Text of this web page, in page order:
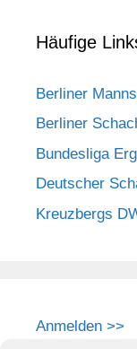
Häufige
Berliner
Berliner
Bundesliga
Deutscher
Kreuzbergs
Anmelden >>